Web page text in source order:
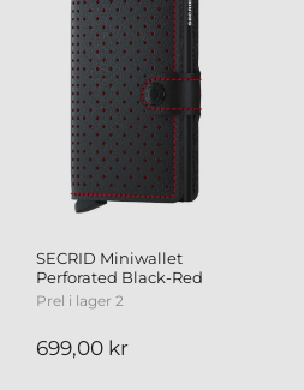
SECRID Miniwallet
Perforated Black-Red
Prel i lager 2
699,00 kr